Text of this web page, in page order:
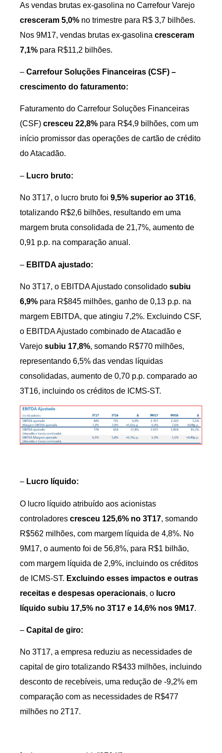
As vendas brutas ex-gasolina no Carrefour Varejo
cresceram 5,0% no trimestre para R$ 3,7 bilhões.
Nos 9M17, vendas brutas ex-gasolina cresceram
7,1% para R$11,2 bilhões.
– Carrefour Soluções Financeiras (CSF) –
crescimento do faturamento:
Faturamento do Carrefour Soluções Financeiras
(CSF) cresceu 22,8% para R$4,9 bilhões, com um
início promissor das operações de cartão de crédito
do Atacadão.
– Lucro bruto:
No 3T17, o lucro bruto foi 9,5% superior ao 3T16,
totalizando R$2,6 bilhões, resultando em uma
margem bruta consolidada de 21,7%, aumento de
0,91 p.p. na comparação anual.
– EBITDA ajustado:
No 3T17, o EBITDA Ajustado consolidado subiu
6,9% para R$845 milhões, ganho de 0,13 p.p. na
margem EBITDA, que atingiu 7,2%. Excluindo CSF,
o EBITDA Ajustado combinado de Atacadão e
Varejo subiu 17,8%, somando R$770 milhões,
representando 6,5% das vendas líquidas
consolidadas, aumento de 0,70 p.p. comparado ao
3T16, incluindo os créditos de ICMS-ST.
– Lucro líquido:
O lucro líquido atribuído aos acionistas
controladores cresceu 125,6% no 3T17, somando
R$562 milhões, com margem líquida de 4,8%. No
9M17, o aumento foi de 56,8%, para R$1 bilhão,
com margem líquida de 2,9%, incluindo os créditos
de ICMS-ST. Excluindo esses impactos e outras
receitas e despesas operacionais, o lucro
líquido subiu 17,5% no 3T17 e 14,6% nos 9M17.
– Capital de giro:
No 3T17, a empresa reduziu as necessidades de
capital de giro totalizando R$433 milhões, incluindo
desconto de recebíveis, uma redução de -9,2% em
comparação com as necessidades de R$477
milhões no 2T17.